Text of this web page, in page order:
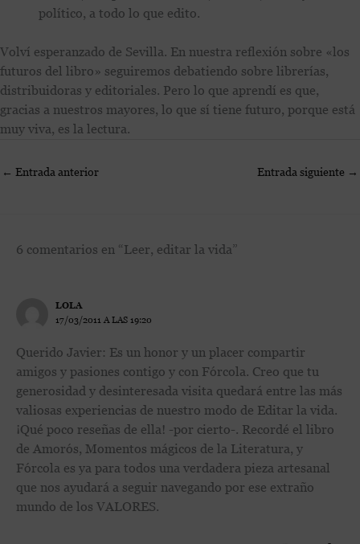
político, a todo lo que edito.
Volví esperanzado de Sevilla. En nuestra reflexión sobre «los
futuros del libro» seguiremos debatiendo sobre librerías,
distribuidoras y editoriales. Pero lo que aprendí es que,
gracias a nuestros mayores, lo que sí tiene futuro, porque está
muy viva, es la lectura.
← Entrada anterior Entrada siguiente →
6 comentarios en “Leer, editar la vida”
LOLA
17/03/2011 A LAS 19:20
Querido Javier: Es un honor y un placer compartir
amigos y pasiones contigo y con Fórcola. Creo que tu
generosidad y desinteresada visita quedará entre las más
valiosas experiencias de nuestro modo de Editar la vida.
¡Qué poco reseñas de ella! -por cierto-. Recordé el libro
de Amorós, Momentos mágicos de la Literatura, y
Fórcola es ya para todos una verdadera pieza artesanal
que nos ayudará a seguir navegando por ese extraño
mundo de los VALORES.